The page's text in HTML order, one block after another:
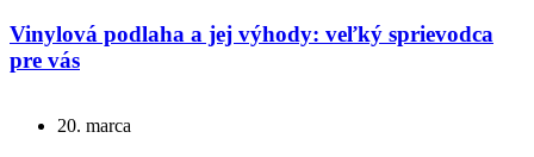
Vinylová podlaha a jej výhody: veľký sprievodca
pre vás
20. marca